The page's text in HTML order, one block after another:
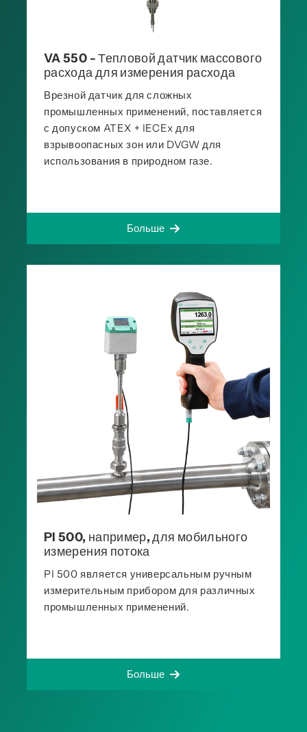
VA 550 - Тепловой датчик массового
расхода для измерения расхода
Врезной датчик для сложных
промышленных применений, поставляется
с допуском ATEX + IECEx для
взрывоопасных зон или DVGW для
использования в природном газе.
Больше
PI 500, например, для мобильного
измерения потока
PI 500 является универсальным ручным
измерительным прибором для различных
промышленных применений.
Больше